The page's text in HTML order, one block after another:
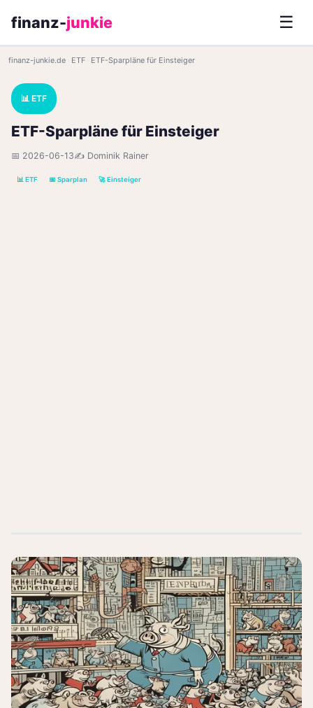
finanz-junkie ☰
finanz-junkie.de ETF ETF-Sparpläne für Einsteiger
📊 ETF
ETF-Sparpläne für Einsteiger
📅 2026-06-13✍️ Dominik Rainer
📊 ETF 📅 Sparplan 🚀 Einsteiger